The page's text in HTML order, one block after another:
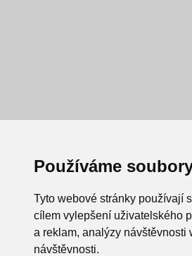
Používáme
Tyto webové stránky používají
cílem vylepšení uživatelského
a reklam, analýzy
návštěvnosti.